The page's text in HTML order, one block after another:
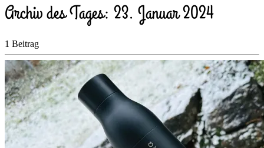
Archiv des Tages: 23. Januar 2024
1 Beitrag